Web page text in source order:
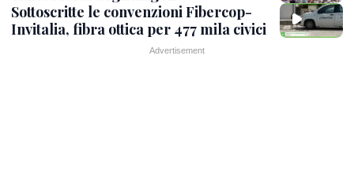
Sottoscritte le convenzioni Fibercop-
Invitalia, fibra ottica per 477 mila civici